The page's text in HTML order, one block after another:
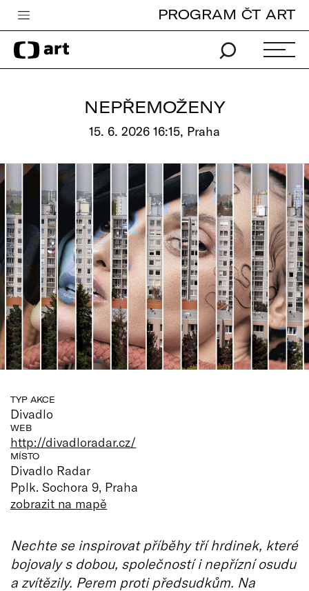
Česká televize
Zpravodajství
Pro děti
edu
Vše o ČT
PROGRAM ČT ART
NEPŘEMOŽENY
15. 6. 2026 16:15, Praha
TYP AKCE
Divadlo
WEB
http://divadloradar.cz/
MÍSTO
Divadlo Radar
Pplk. Sochora 9, Praha
zobrazit na mapě
Nechte se inspirovat příběhy tří hrdinek, které
bojovaly s dobou, společností i nepřízní osudu
a zvítězily. Perem proti předsudkům. Na